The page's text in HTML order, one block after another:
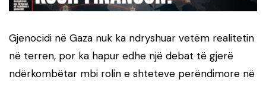
Gjenocidi në Gaza nuk ka ndryshuar vetëm realitetin
në terren, por ka hapur edhe një debat të gjerë
ndërkombëtar mbi rolin e shteteve perëndimore në